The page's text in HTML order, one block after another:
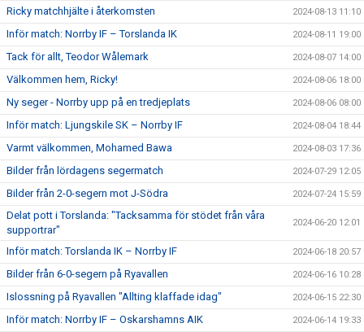
Ricky matchhjälte i återkomsten 2024-08-13 11:10
Inför match: Norrby IF – Torslanda IK 2024-08-11 19:00
Tack för allt, Teodor Wålemark 2024-08-07 14:00
Välkommen hem, Ricky! 2024-08-06 18:00
Ny seger - Norrby upp på en tredjeplats 2024-08-06 08:00
Inför match: Ljungskile SK – Norrby IF 2024-08-04 18:44
Varmt välkommen, Mohamed Bawa 2024-08-03 17:36
Bilder från lördagens segermatch 2024-07-29 12:05
Bilder från 2-0-segern mot J-Södra 2024-07-24 15:59
Delat pott i Torslanda: "Tacksamma för stödet från våra
supportrar"
2024-06-20 12:01
Inför match: Torslanda IK – Norrby IF 2024-06-18 20:57
Bilder från 6-0-segern på Ryavallen 2024-06-16 10:28
Islossning på Ryavallen "Allting klaffade idag" 2024-06-15 22:30
Inför match: Norrby IF – Oskarshamns AIK 2024-06-14 19:33